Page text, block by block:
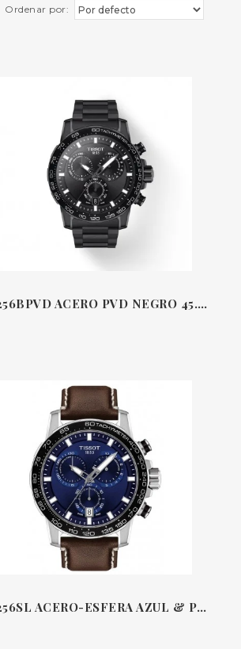
Ordenar por:
T1256BPVD ACERO PVD NEGRO 45.5 MM CRONÓGRAFO SUPERSPORT TISSOT
T1256SL ACERO-ESFERA AZUL & PIEL MARRÓN 45.5 MM CRONÓGRAFO SUPERSPORT TISSOT